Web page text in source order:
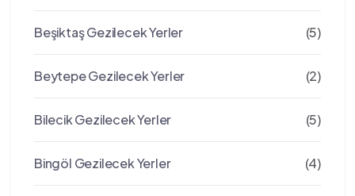
Beşiktaş Gezilecek Yerler (5)
Beytepe Gezilecek Yerler (2)
Bilecik Gezilecek Yerler (5)
Bingöl Gezilecek Yerler (4)